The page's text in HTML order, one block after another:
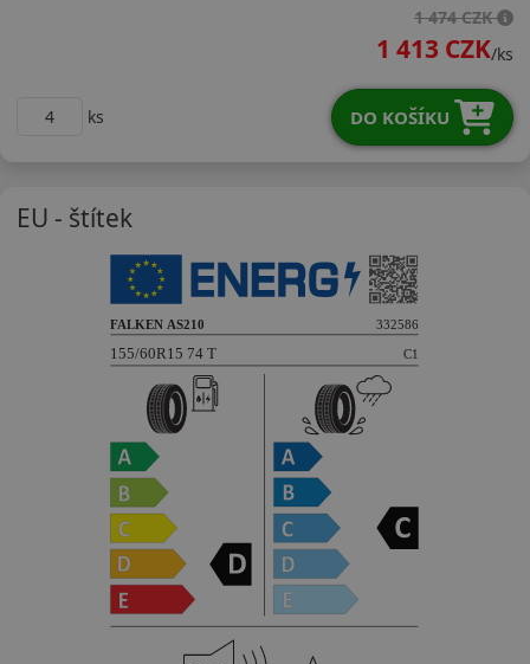
1 474 CZK
1 413 CZK/ks
ks DO KOŠÍKU
EU - štítek